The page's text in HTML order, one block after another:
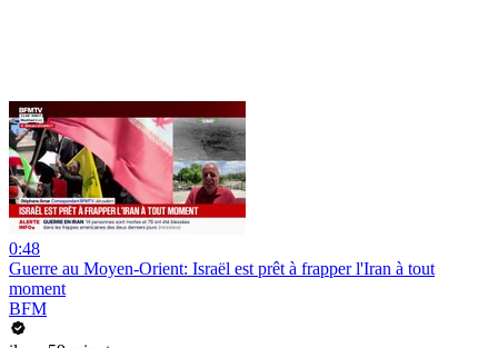
0:48
Guerre au Moyen-Orient: Israël est prêt à frapper l'Iran à tout
moment
BFM